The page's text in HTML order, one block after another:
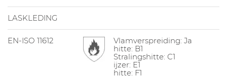
LASKLEDING
EN-ISO 11612
Vlamverspreiding: Ja
hitte: B1
Stralingshitte: C1
ijzer: E1
hitte: F1